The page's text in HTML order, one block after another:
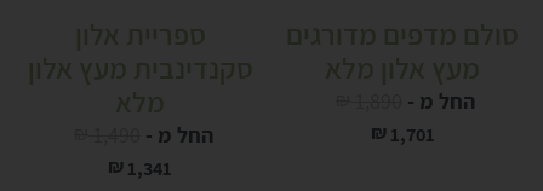
סולם מדפים מדורגים
מעץ אלון מלא
החל מ -
₪ 1,701
ספריית אלון
סקנדינבית מעץ אלון
מלא
החל מ -
₪ 1,341